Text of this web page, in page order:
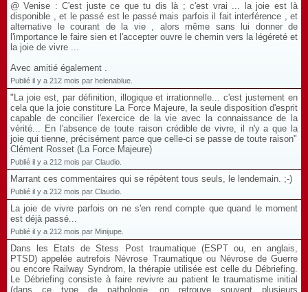
@ Venise : C'est juste ce que tu dis là ; c'est vrai ... la joie est là
disponible , et le passé est le passé mais parfois il fait interférence , et
alternative le courant de la vie , alors même sans lui donner de
l'importance le faire sien et l'accepter ouvre le chemin vers la légéreté et
la joie de vivre ...
Avec amitié également .
Publié il y a 212 mois par helenablue.
"La joie est, par définition, illogique et irrationnelle... c'est justement en
cela que la joie constiture La Force Majeure, la seule disposition d'esprit
capable de concilier l'exercice de la vie avec la connaissance de la
vérité... En l'absence de toute raison crédible de vivre, il n'y a que la
joie qui tienne, précisément parce que celle-ci se passe de toute raison"
Clément Rosset (La Force Majeure)
Publié il y a 212 mois par Claudio.
Marrant ces commentaires qui se répètent tous seuls, le lendemain. ;-)
Publié il y a 212 mois par Claudio.
La joie de vivre parfois on ne s'en rend compte que quand le moment
est déjà passé...
Publié il y a 212 mois par Minijupe.
Dans les Etats de Stess Post traumatique (ESPT ou, en anglais,
PTSD) appelée autrefois Névrose Traumatique ou Névrose de Guerre
ou encore Railway Syndrom, la thérapie utilisée est celle du Débriefing.
Le Débriefing consiste à faire revivre au patient le traumatisme initial
(dans ce type de pathologie, on retrouve souvent plusieurs